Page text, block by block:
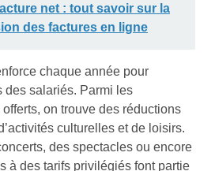
net : tout savoir sur la
des factures en ligne
chaque année pour
des salariés. Parmi les
offerts, on trouve des réductions
culturelles et de loisirs.
des spectacles ou encore
à des tarifs privilégiés font partie